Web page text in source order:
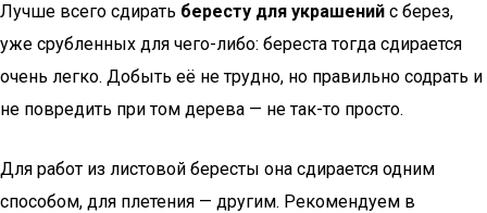
Лучше всего сдирать бересту для украшений с берез,
уже срубленных для чего-либо: береста тогда сдирается
очень легко. Добыть её не трудно, но правильно содрать и
не повредить при том дерева — не так-то просто.
Для работ из листовой бересты она сдирается одним
способом, для плетения — другим. Рекомендуем в